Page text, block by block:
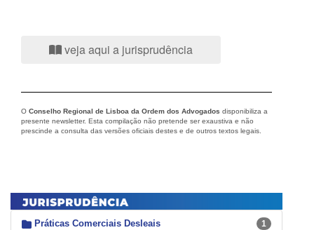
veja aqui a jurisprudência
O Conselho Regional de Lisboa da Ordem dos Advogados disponibiliza a
presente newsletter. Esta compilação não pretende ser exaustiva e não
prescinde a consulta das versões oficiais destes e de outros textos legais.
Práticas Comerciais Desleais 1